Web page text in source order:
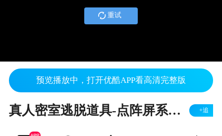
重试
预览播放中，打开优酷APP看高清完整版
真人密室逃脱道具-点阵屏系列-计时器机关视频演示1987工作室道具供应商 +追